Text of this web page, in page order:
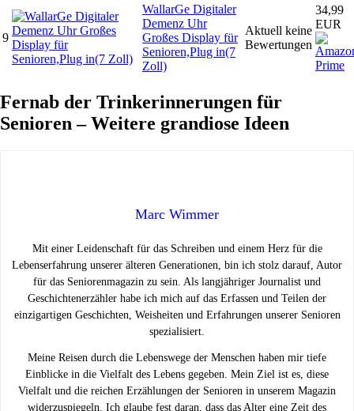
9
WallarGe Digitaler
Demenz Uhr
Großes Display für
Senioren,Plug in(7
Zoll)
Aktuell keine
Bewertungen
34,99
EUR
Fernab der Trinkerinnerungen für
Senioren – Weitere grandiose Ideen
Marc Wimmer
Mit einer Leidenschaft für das Schreiben und einem Herz für die
Lebenserfahrung unserer älteren Generationen, bin ich stolz darauf, Autor
für das Seniorenmagazin zu sein. Als langjähriger Journalist und
Geschichtenerzähler habe ich mich auf das Erfassen und Teilen der
einzigartigen Geschichten, Weisheiten und Erfahrungen unserer Senioren
spezialisiert.
Meine Reisen durch die Lebenswege der Menschen haben mir tiefe
Einblicke in die Vielfalt des Lebens gegeben. Mein Ziel ist es, diese
Vielfalt und die reichen Erzählungen der Senioren in unserem Magazin
widerzuspiegeln. Ich glaube fest daran, dass das Alter eine Zeit des